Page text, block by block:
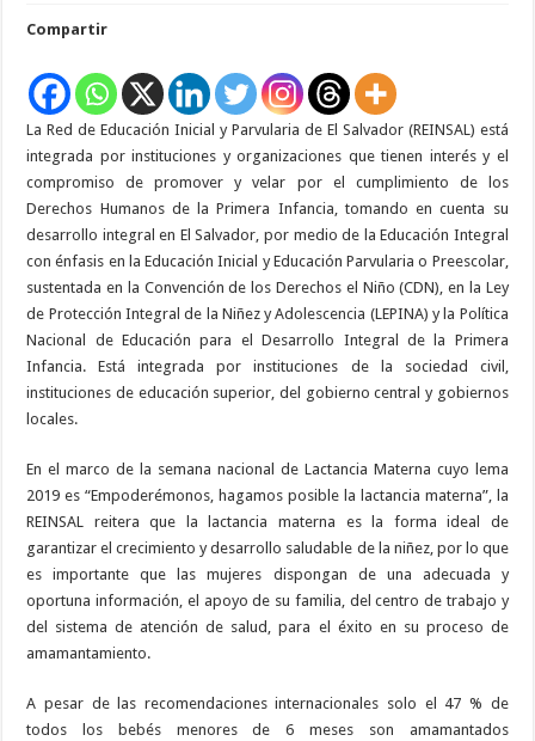
la
Lactancia
Materna
Compartir
La Red de Educación Inicial y Parvularia de El Salvador (REINSAL) está
integrada por instituciones y organizaciones que tienen interés y el
compromiso de promover y velar por el cumplimiento de los
Derechos Humanos de la Primera Infancia, tomando en cuenta su
desarrollo integral en El Salvador, por medio de la Educación Integral
con énfasis en la Educación Inicial y Educación Parvularia o Preescolar,
sustentada en la Convención de los Derechos el Niño (CDN), en la Ley
de Protección Integral de la Niñez y Adolescencia (LEPINA) y la Política
Nacional de Educación para el Desarrollo Integral de la Primera
Infancia. Está integrada por instituciones de la sociedad civil,
instituciones de educación superior, del gobierno central y gobiernos
locales.
En el marco de la semana nacional de Lactancia Materna cuyo lema
2019 es “Empoderémonos, hagamos posible la lactancia materna”, la
REINSAL reitera que la lactancia materna es la forma ideal de
garantizar el crecimiento y desarrollo saludable de la niñez, por lo que
es importante que las mujeres dispongan de una adecuada y
oportuna información, el apoyo de su familia, del centro de trabajo y
del sistema de atención de salud, para el éxito en su proceso de
amamantamiento.
A pesar de las recomendaciones internacionales solo el 47 % de
todos los bebés menores de 6 meses son amamantados